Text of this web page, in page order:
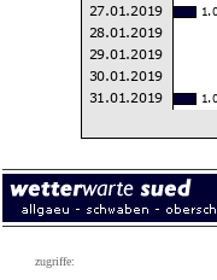
zugriffe: